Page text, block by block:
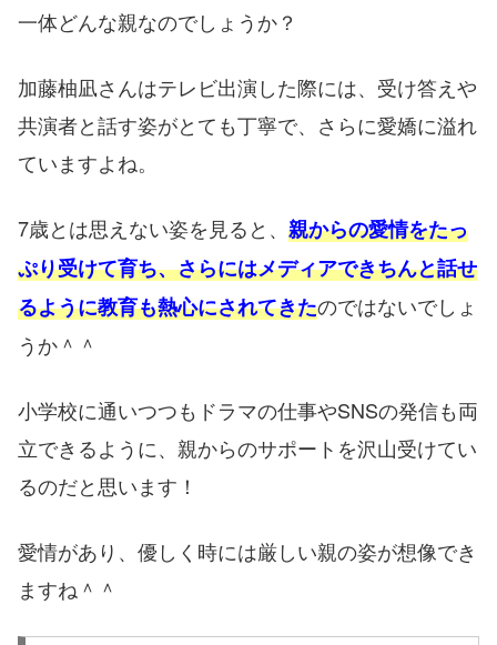
一体どんな親なのでしょうか？
加藤柚凪さんはテレビ出演した際には、受け答えや
共演者と話す姿がとても丁寧で、さらに愛嬌に溢れ
ていますよね。
7歳とは思えない姿を見ると、 親からの愛情をたっ
ぷり受けて育ち、さらにはメディアできちんと話せ
るように教育も熱心にされてきたのではないでしょ
うか＾＾
小学校に通いつつもドラマの仕事やSNSの発信も両
立できるように、親からのサポートを沢山受けてい
るのだと思います！
愛情があり、優しく時には厳しい親の姿が想像でき
ますね＾＾